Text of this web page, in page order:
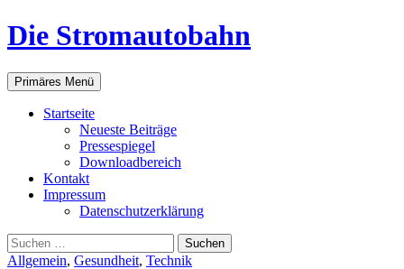
Zum
Inhalt
Die Stromautobahn
Suchen
Primäres Menü
Start­sei­te
Neu­es­te Beiträge
Pres­se­spie­gel
Down­load­be­reich
Kon­takt
Impres­sum
Daten­schutz­er­klä­rung
Suchen
nach:
Allgemein, Gesundheit, Technik